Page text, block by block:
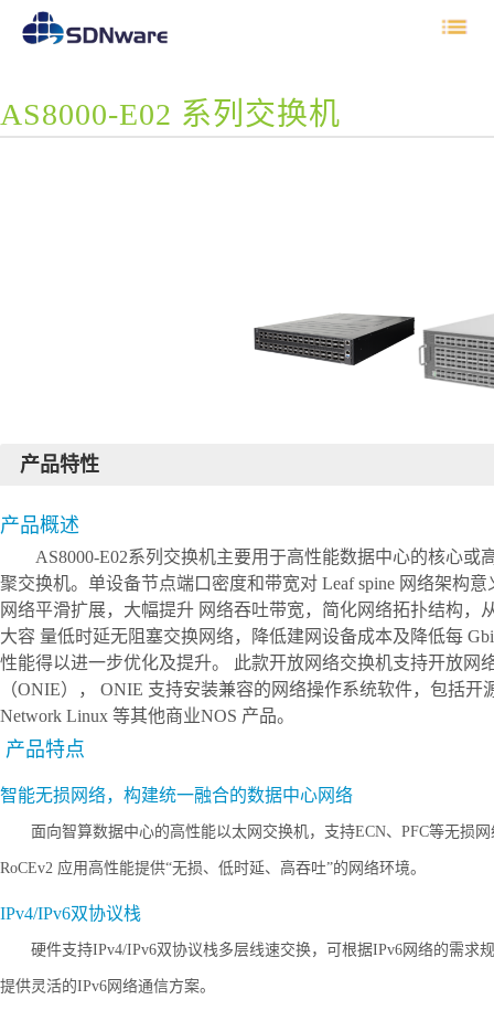
AS8000-E02 系列交换机
产品特性
产品概述
AS8000-E02系列交换机主要用于高性能数据中心的核心或
聚交换机。单设备节点端口密度和带宽对 Leaf spine 网络架构
网络平滑扩展，大幅提升 网络吞吐带宽，简化网络拓扑结构，
大容 量低时延无阻塞交换网络，降低建网设备成本及降低每
性能得以进一步优化及提升。 此款开放网络交换机支持开放网
（ONIE）， ONIE 支持安装兼容的网络操作系统软件，包括开
Network Linux 等其他商业NOS 产品。
产品特点
智能无损网络，构建统一融合的数据中心网络
面向智算数据中心的高性能以太网交换机，支持ECN、PFC等无损
RoCEv2 应用高性能提供“无损、低时延、高吞吐”的网络环境。
IPv4/IPv6双协议栈
硬件支持IPv4/IPv6双协议栈多层线速交换，可根据IPv6网络的需求
提供灵活的IPv6网络通信方案。